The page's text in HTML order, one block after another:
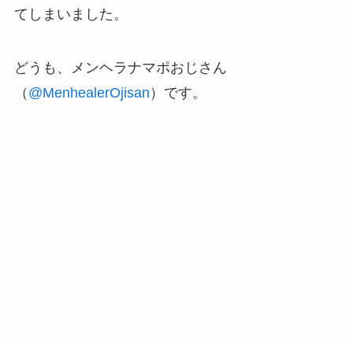
てしまいました。
どうも、メンヘラナマポおじさん
（ @MenhealerOjisan ）です。